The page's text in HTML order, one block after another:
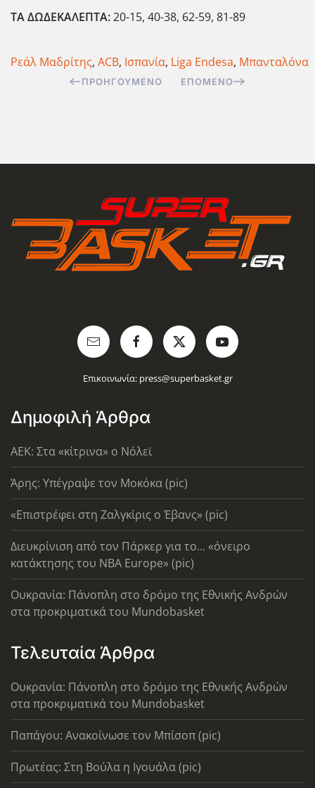
ΤΑ ΔΩΔΕΚΑΛΕΠΤΑ:20-15, 40-38, 62-59, 81-89
Ρεάλ Μαδρίτης, ACB, Ισπανία, Liga Endesa, Μπανταλόνα
ΠΡΟΗΓΟΎΜΕΝΟ ΕΠΌΜΕΝΟ
Επικοινωνία: press@superbasket.gr
Δημοφιλή Άρθρα
AEK: Στα «κίτρινα» ο Νόλεϊ
Άρης: Υπέγραψε τον Μοκόκα (pic)
«Επιστρέφει στη Ζαλγκίρις ο Έβανς» (pic)
Διευκρίνιση από τον Πάρκερ για το... «όνειρο
κατάκτησης του ΝΒΑ Europe» (pic)
Ουκρανία: Πάνοπλη στο δρόμο της Εθνικής Ανδρών
στα προκριματικά του Mundobasket
Τελευταία Άρθρα
Ουκρανία: Πάνοπλη στο δρόμο της Εθνικής Ανδρών
στα προκριματικά του Mundobasket
Παπάγου: Ανακοίνωσε τον Μπίσοπ (pic)
Πρωτέας: Στη Βούλα η Ιγουάλα (pic)